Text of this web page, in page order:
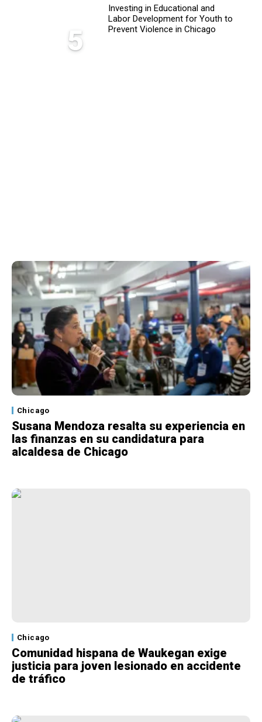
5
Investing in Educational and
Labor Development for Youth to
Prevent Violence in Chicago
Chicago
Susana Mendoza resalta su experiencia en
las finanzas en su candidatura para
alcaldesa de Chicago
Chicago
Comunidad hispana de Waukegan exige
justicia para joven lesionado en accidente
de tráfico